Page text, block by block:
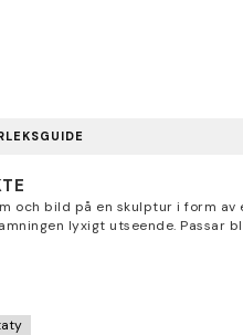
bild på en skulptur i form av
lyxigt utseende. Passar